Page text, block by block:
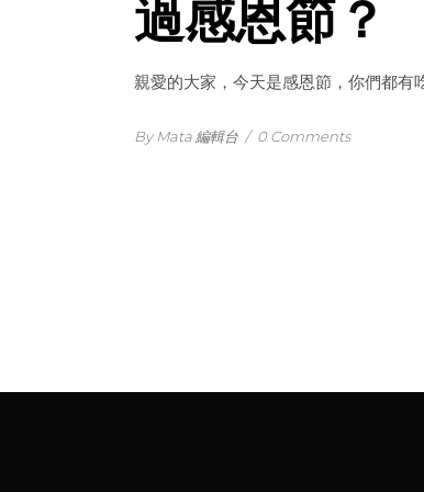
過感恩節？
親愛的大家，今天是感恩節，你們都有
By Mata 編輯台 / 0 Comments